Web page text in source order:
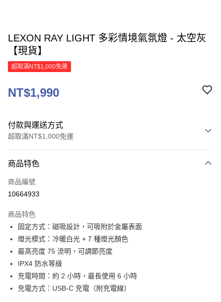
LEXON RAY LIGHT 多彩情境氣氛燈 - 太空灰
【現貨】
超取滿NT$1,000免運
NT$1,990
付款與運送方式
超取滿NT$1,000免運
信用卡一次付款
信用卡分期付款
合作金庫商業銀行
華南商業銀行
彰化商業銀行
上海商業儲蓄銀行
台北富邦商業銀行
國泰世華商業銀行
臺灣中小企業銀行
匯豐（台灣）商業銀行
華泰商業銀行
聯邦商業銀行
遠東國際商業銀行
元大商業銀行
永豐商業銀行
6 期 0 利率 每期
華南商業銀行
彰化商業銀行
上海商業儲蓄銀行
國泰世華商業銀行
臺灣中小企業銀行
台中商業銀行
匯豐（台灣）商業銀行
華泰商業銀行
LINE Pay
Apple Pay
ATM付款
商品特色
商品編號
10664933
商品特色
固定方式：磁吸設計，可吸附於金屬表面
燈光模式：冷暖白光 + 7 種燈光顏色
最高亮度 75 流明，可調節亮度
IPX4 防水等級
充電時間：約 2 小時，最長使用 6 小時
充電方式：USB-C 充電（附充電線）